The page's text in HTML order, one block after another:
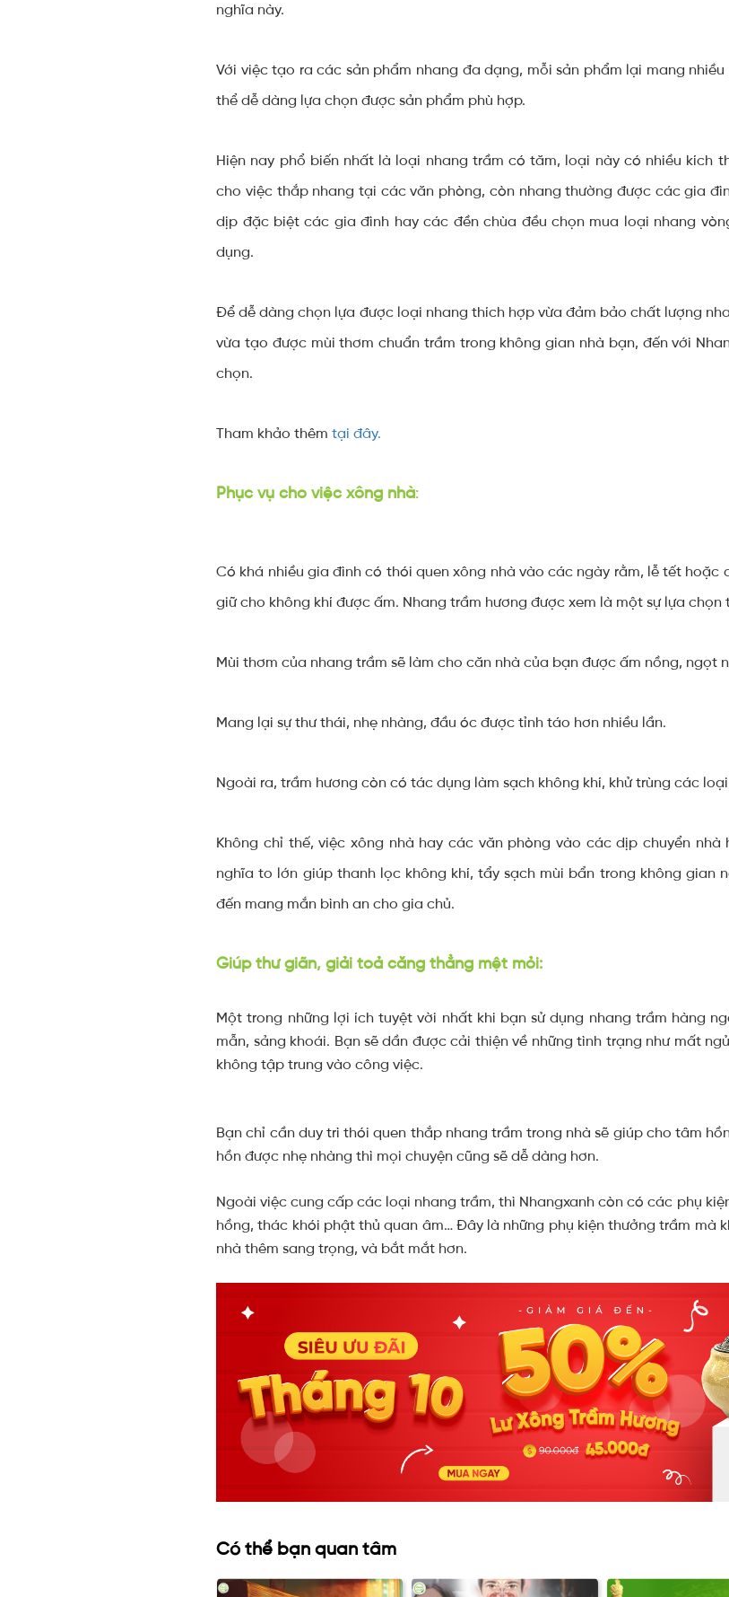
nghĩa này.
Với việc tạo ra các sản phẩm nhang đa dạng, mỗi sản phẩm lại mang
thể dễ dàng lựa chọn được sản phẩm phù hợp.
Hiện nay phổ biến nhất là loại nhang trầm có tăm, loại này có nhiều kích
cho việc thắp nhang tại các văn phòng, còn nhang thường được các gia
dịp đặc biệt các gia đình hay các đền chùa đều chọn mua loại nhang
dụng.
Để dễ dàng chọn lựa được loại nhang thích hợp vừa đảm bảo chất lượng
vừa tạo được mùi thơm chuẩn trầm trong không gian nhà bạn, đến với
chọn.
Tham khảo thêmtại đây.
Phục vụ cho việc xông nhà:
Có khá nhiều gia đình có thói quen xông nhà vào các ngày rằm, lễ tết hoặc
giữ cho không khí được ấm. Nhang trầm hương được xem là một sự lựa
Mùi thơm của nhang trầm sẽ làm cho căn nhà của bạn được ấm nồng, ngọt
Mang lại sự thư thái, nhẹ nhàng, đầu óc được tỉnh táo hơn nhiều lần.
Ngoài ra, trầm hương còn có tác dụng làm sạch không khí, khử trùng các
Không chỉ thế, việc xông nhà hay các văn phòng vào các dịp chuyển
nghĩa to lớn giúp thanh lọc không khí, tẩy sạch mùi bẩn trong không gian
đến mang mắn bình an cho gia chủ.
Giúp thư giãn, giải toả căng thẳng mệt mỏi:
Một trong những lợi ích tuyệt vời nhất khi bạn sử dụng nhang trầm hàng
mẫn, sảng khoái. Bạn sẽ dần được cải thiện về những tình trạng như mất
không tập trung vào công việc.
Bạn chỉ cần duy trì thói quen thắp nhang trầm trong nhà sẽ giúp cho tâm
hồn được nhẹ nhàng thì mọi chuyện cũng sẽ dễ dàng hơn.
Ngoài việc cung cấp các loại nhang trầm, thì Nhangxanh còn có các phụ
hồng, thác khói phật thủ quan âm… Đây là những phụ kiện thưởng trầm mà
nhà thêm sang trọng, và bắt mắt hơn.
Có thể bạn quan tâm